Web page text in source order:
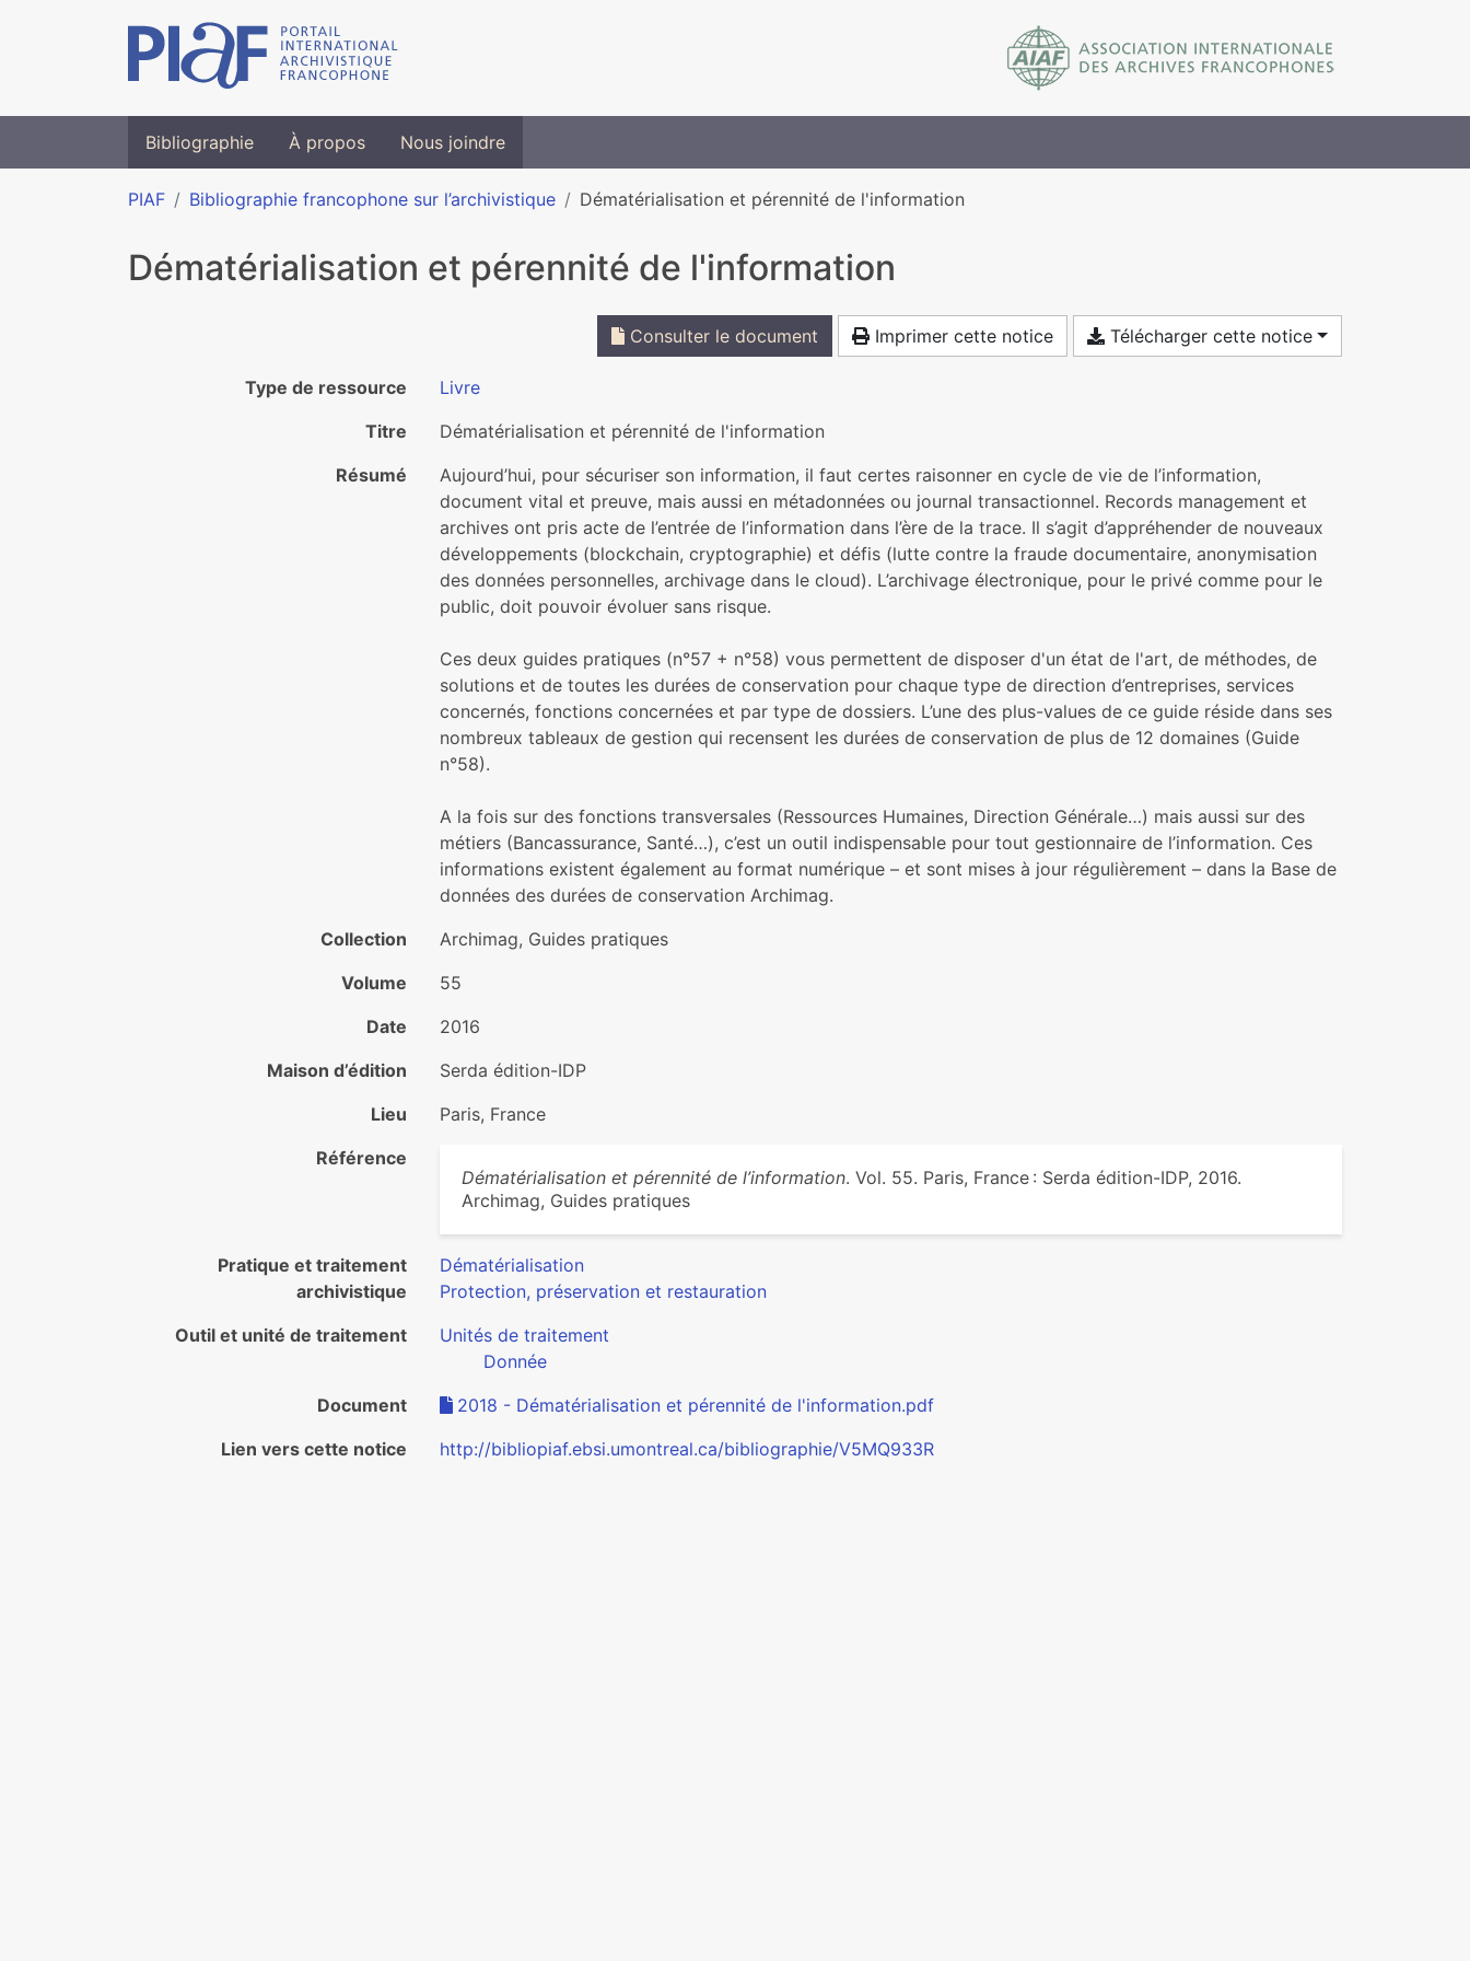
Bibliographie À propos Nous joindre
PIAF Bibliographie francophone sur l’archivistique Dématérialisation et pérennité de l'information
Dématérialisation et pérennité de l'information
Consulter le document Imprimer cette notice Télécharger cette notice
Type de ressource
Livre
Titre
Dématérialisation et pérennité de l'information
Résumé
Aujourd’hui, pour sécuriser son information, il faut certes raisonner en cycle de vie de l’information,
document vital et preuve, mais aussi en métadonnées ou journal transactionnel. Records management et
archives ont pris acte de l’entrée de l’information dans l’ère de la trace. Il s’agit d’appréhender de nouveaux
développements (blockchain, cryptographie) et défis (lutte contre la fraude documentaire, anonymisation
des données personnelles, archivage dans le cloud). L’archivage électronique, pour le privé comme pour le
public, doit pouvoir évoluer sans risque.
Ces deux guides pratiques (n°57 + n°58) vous permettent de disposer d'un état de l'art, de méthodes, de
solutions et de toutes les durées de conservation pour chaque type de direction d’entreprises, services
concernés, fonctions concernées et par type de dossiers. L’une des plus-values de ce guide réside dans ses
nombreux tableaux de gestion qui recensent les durées de conservation de plus de 12 domaines (Guide
n°58).
A la fois sur des fonctions transversales (Ressources Humaines, Direction Générale…) mais aussi sur des
métiers (Bancassurance, Santé…), c’est un outil indispensable pour tout gestionnaire de l’information. Ces
informations existent également au format numérique – et sont mises à jour régulièrement – dans la Base de
données des durées de conservation Archimag.
Collection
Archimag, Guides pratiques
Volume
55
Date
2016
Maison d’édition
Serda édition-IDP
Lieu
Paris, France
Référence
Dématérialisation et pérennité de l’information. Vol. 55. Paris, France : Serda édition-IDP, 2016.
Archimag, Guides pratiques
Pratique et traitement
archivistique
Dématérialisation
Protection, préservation et restauration
Outil et unité de traitement
Unités de traitement
Donnée
Document
2018 - Dématérialisation et pérennité de l'information.pdf
Lien vers cette notice
http://bibliopiaf.ebsi.umontreal.ca/bibliographie/V5MQ933R